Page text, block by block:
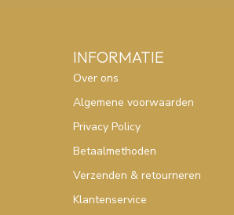
INFORMATIE
Over ons
Algemene voorwaarden
Privacy Policy
Betaalmethoden
Verzenden & retourneren
Klantenservice